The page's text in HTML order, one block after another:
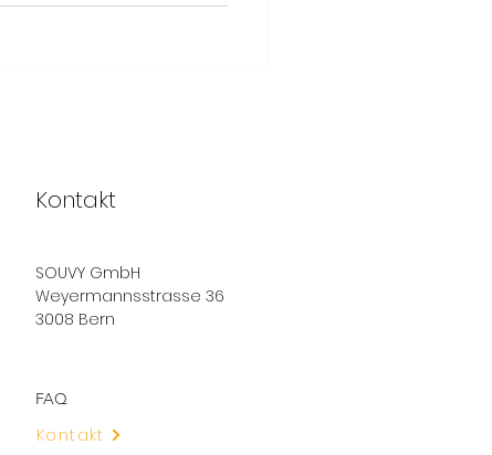
Kontakt
SOUVY GmbH
Weyermannsstrasse 36
3008 Bern
FAQ
Kontakt